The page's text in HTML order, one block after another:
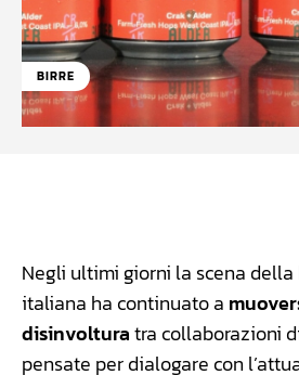
BIRRE
Negli ultimi giorni la scena
italiana ha continuato a
disinvolturatra collaborazioni
pensate per dialogare con